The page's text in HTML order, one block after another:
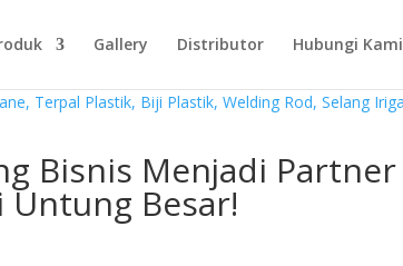
Gallery Distributor Hubungi Kami
Bisnis Menjadi Partner
Untung Besar!